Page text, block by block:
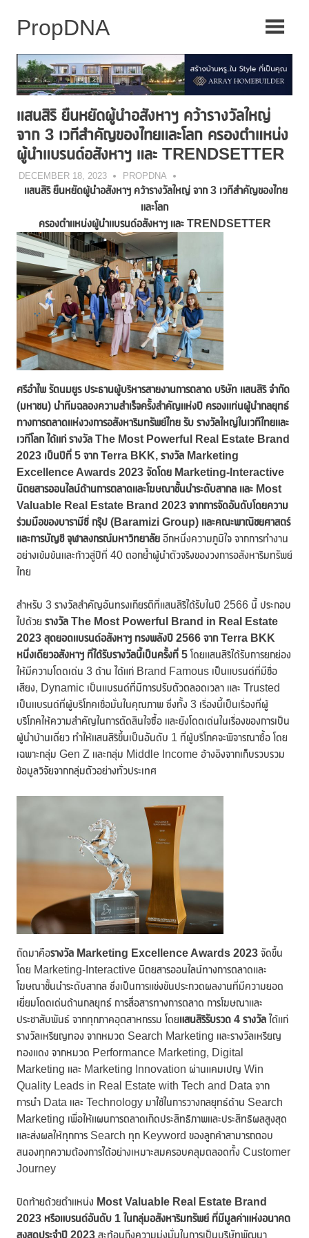
แสนสิริ ยืนหยัดผู้นำอสังหาฯ คว้ารางวัลใหญ่
จาก 3 เวทีสำคัญของไทยและโลก ครองตำแหน่ง
ผู้นำแบรนด์อสังหาฯ และ TRENDSETTER
DECEMBER 18, 2023 PROPDNA
แสนสิริ ยืนหยัดผู้นำอสังหาฯ คว้ารางวัลใหญ่ จาก3 เวทีสำคัญของไทย
และโลก
ครองตำแหน่งผู้นำแบรนด์อสังหาฯ และ TRENDSETTER
ศรีอำไพ รัตนมยูร ประธานผู้บริหารสายงานการตลาด บริษัท แสนสิริ จำกัด
(มหาชน) นำทีมฉลองความสำเร็จครั้งสำคัญแห่งปี ครองแท่นผู้นำกลยุทธ์
ทางการตลาดแห่งวงการอสังหาริมทรัพย์ไทย รับ รางวัลใหญ่ในเวทีไทยและ
เวทีโลก ได้แก่ รางวัล The Most Powerful Real Estate Brand
2023 เป็นปีที่ 5 จาก Terra BKK, รางวัล Marketing
Excellence Awards 2023 จัดโดย Marketing-Interactive
นิตยสารออนไลน์ด้านการตลาดและโฆษณาชั้นนำระดับสากล และ Most
Valuable Real Estate Brand 2023 จากการจัดอันดับโดยความ
ร่วมมือของบารามีซี่ กรุ๊ป (Baramizi Group) และคณะพาณิชยศาสตร์
และการบัญชี จุฬาลงกรณ์มหาวิทยาลัย อีกหนึ่งความภูมิใจ จากการทำงาน
อย่างเข้มข้นและก้าวสู่ปีที่ 40 ตอกย้ำผู้นำตัวจริงของวงการอสังหาริมทรัพย์
ไทย
สำหรับ 3 รางวัลสำคัญอันทรงเกียรติที่แสนสิริได้รับในปี 2566 นี้ ประกอบ
ไปด้วย รางวัล The Most Powerful Brand in Real Estate
2023 สุดยอดแบรนด์อสังหาฯ ทรงพลังปี 2566 จาก Terra BKK
หนึ่งเดียวอสังหาฯ ที่ได้รับรางวัลนี้เป็นครั้งที่ 5 โดยแสนสิริได้รับการยกย่อง
ให้มีความโดดเด่น 3 ด้าน ได้แก่ Brand Famous เป็นแบรนด์ที่มีชื่อ
เสียง, Dynamic เป็นแบรนด์ที่มีการปรับตัวตลอดเวลา และ Trusted
เป็นแบรนด์ที่ผู้บริโภคเชื่อมั่นในคุณภาพ ซึ่งทั้ง 3 เรื่องนี้เป็นเรื่องที่ผู้
บริโภคให้ความสำคัญในการตัดสินใจซื้อ และยังโดดเด่นในเรื่องของการเป็น
ผู้นำบ้านเดี่ยว ทำให้แสนสิริขึ้นเป็นอันดับ 1 ที่ผู้บริโภคจะพิจารณาซื้อ โดย
เฉพาะกลุ่ม Gen Z และกลุ่ม Middle Income อ้างอิงจากเก็บรวบรวม
ข้อมูลวิจัยจากกลุ่มตัวอย่างทั่วประเทศ
ถัดมาคือรางวัล Marketing Excellence Awards 2023 จัดขึ้น
โดย Marketing-Interactive นิตยสารออนไลน์ทางการตลาดและ
โฆษณาชั้นนำระดับสากล ซึ่งเป็นการแข่งขันประกวดผลงานที่มีความยอด
เยี่ยมโดดเด่นด้านกลยุทธ์ การสื่อสารทางการตลาด การโฆษณาและ
ประชาสัมพันธ์ จากทุกภาคอุตสาหกรรม โดยแสนสิริรับรวด 4 รางวัล ได้แก่
รางวัลเหรียญทอง จากหมวด Search Marketing และรางวัลเหรียญ
ทองแดง จากหมวด Performance Marketing, Digital
Marketing และ Marketing Innovation ผ่านแคมเปญ Win
Quality Leads in Real Estate with Tech and Data จาก
การนำ Data และ Technology มาใช้ในการวางกลยุทธ์ด้าน Search
Marketing เพื่อให้แผนการตลาดเกิดประสิทธิภาพและประสิทธิผลสูงสุด
และส่งผลให้ทุกการ Search ทุก Keyword ของลูกค้าสามารถตอบ
สนองทุกความต้องการได้อย่างเหมาะสมครอบคลุมตลอดทั้ง Customer
Journey
ปิดท้ายด้วยตำแหน่ง Most Valuable Real Estate Brand
2023 หรือแบรนด์อันดับ 1 ในกลุ่มอสังหาริมทรัพย์ ที่มีมูลค่าแห่งอนาคต
สูงสุดประจำปี 2023 สะท้อนถึงความมุ่งมั่นในการเป็นบริษัทพัฒนา